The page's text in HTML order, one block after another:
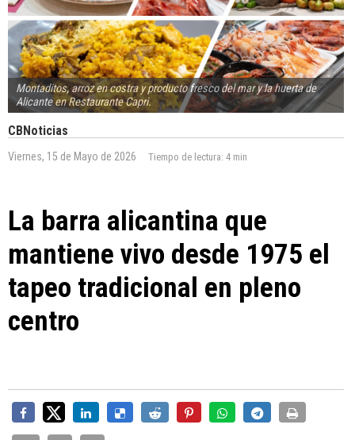
Montaditos, arroz en costra y producto fresco del mar y la huerta de
Alicante en Restaurante Capri.
CBNoticias
Viernes, 15 de Mayo de 2026 Tiempo de lectura: 4 min
La barra alicantina que
mantiene vivo desde 1975 el
tapeo tradicional en pleno
centro